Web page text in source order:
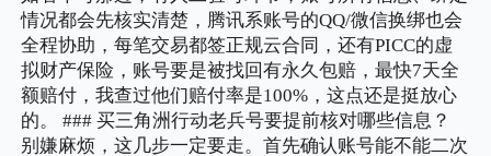
情况都会先核实清楚，腾讯系账号的QQ/微信换绑也会
全程协助，每笔交易都签正规云合同，还有PICC的虚
拟财产保险，账号要是被找回有永久包赔，最快7天全
额赔付，我查过他们赔付率是100%，这点还是挺放心
的。 ### 买三角洲行动老兵号要提前核对哪些信息？
别嫌麻烦，这几步一定要走。首先确认账号能不能二次